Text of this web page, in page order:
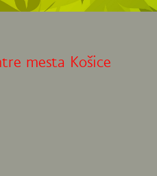
mesta Košice